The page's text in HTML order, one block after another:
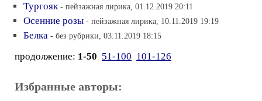
Тургояк - пейзажная лирика, 01.12.2019 20:11
Осенние розы - пейзажная лирика, 10.11.2019 19:19
Белка - без рубрики, 03.11.2019 18:15
продолжение: 1-50 51-100 101-126
Избранные авторы: